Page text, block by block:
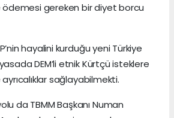
gereken bir diyet borcu
hayalini kurduğu yeni Türkiye
DEM’li etnik Kürtçü isteklere
sağlayabilmekti.
da TBMM Başkanı Numan